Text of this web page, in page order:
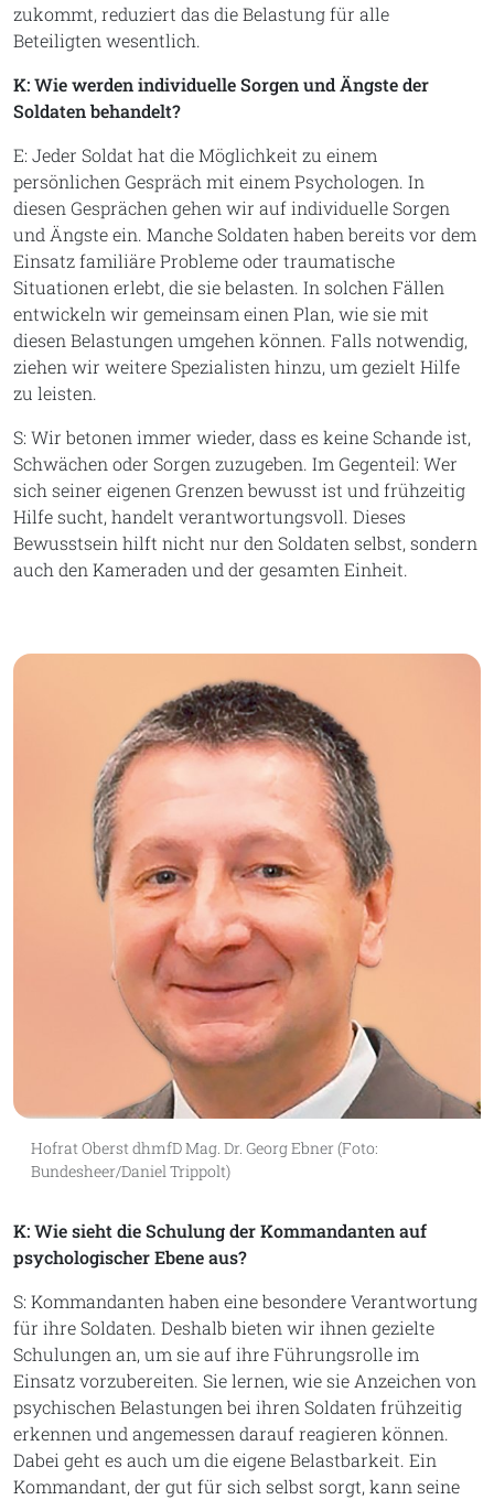
zukommt, reduziert das die Belastung für alle
Beteiligten wesentlich.
K: Wie werden individuelle Sorgen und Ängste der
Soldaten behandelt?
E: Jeder Soldat hat die Möglichkeit zu einem
persönlichen Gespräch mit einem Psychologen. In
diesen Gesprächen gehen wir auf individuelle Sorgen
und Ängste ein. Manche Soldaten haben bereits vor dem
Einsatz familiäre Probleme oder traumatische
Situationen erlebt, die sie belasten. In solchen Fällen
entwickeln wir gemeinsam einen Plan, wie sie mit
diesen Belastungen umgehen können. Falls notwendig,
ziehen wir weitere Spezialisten hinzu, um gezielt Hilfe
zu leisten.
S: Wir betonen immer wieder, dass es keine Schande ist,
Schwächen oder Sorgen zuzugeben. Im Gegenteil: Wer
sich seiner eigenen Grenzen bewusst ist und frühzeitig
Hilfe sucht, handelt verantwortungsvoll. Dieses
Bewusstsein hilft nicht nur den Soldaten selbst, sondern
auch den Kameraden und der gesamten Einheit.
Hofrat Oberst dhmfD Mag. Dr. Georg Ebner (Foto:
Bundesheer/Daniel Trippolt)
K: Wie sieht die Schulung der Kommandanten auf
psychologischer Ebene aus?
S: Kommandanten haben eine besondere Verantwortung
für ihre Soldaten. Deshalb bieten wir ihnen gezielte
Schulungen an, um sie auf ihre Führungsrolle im
Einsatz vorzubereiten. Sie lernen, wie sie Anzeichen von
psychischen Belastungen bei ihren Soldaten frühzeitig
erkennen und angemessen darauf reagieren können.
Dabei geht es auch um die eigene Belastbarkeit. Ein
Kommandant, der gut für sich selbst sorgt, kann seine